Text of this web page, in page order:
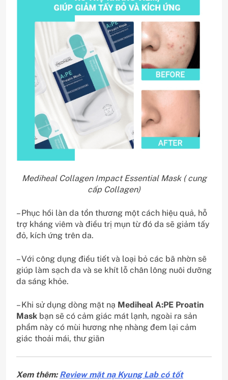
Mediheal Collagen Impact Essential Mask ( cung
cấp Collagen)
– Phục hồi làn da tổn thương một cách hiệu quả, hỗ
trợ kháng viêm và điều trị mụn từ đó da sẽ giảm tấy
đỏ, kích ứng trên da.
– Với công dụng điều tiết và loại bỏ các bã nhờn sẽ
giúp làm sạch da và se khít lỗ chân lông nuôi dưỡng
da sáng khỏe.
– Khi sử dụng dòng mặt nạ Mediheal A:PE Proatin
Mask bạn sẽ có cảm giác mát lạnh, ngoài ra sản
phẩm này có mùi hương nhẹ nhàng đem lại cảm
giác thoải mái, thư giãn
Xem thêm:Review mặt nạ Kyung Lab có tốt